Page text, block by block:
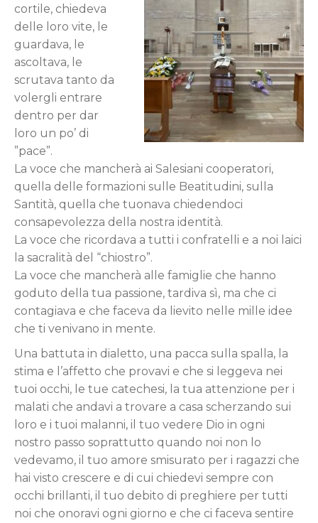
cortile, chiedeva
delle loro vite, le
guardava, le
ascoltava, le
scrutava tanto da
volergli entrare
dentro per dar
loro un po’ di
”pace”.
La voce che mancherà ai Salesiani cooperatori,
quella delle formazioni sulle Beatitudini, sulla
Santità, quella che tuonava chiedendoci
consapevolezza della nostra identità.
La voce che ricordava a tutti i confratelli e a noi laici
la sacralità del “chiostro”.
La voce che mancherà alle famiglie che hanno
goduto della tua passione, tardiva sì, ma che ci
contagiava e che faceva da lievito nelle mille idee
che ti venivano in mente.
Una battuta in dialetto, una pacca sulla spalla, la
stima e l’affetto che provavi e che si leggeva nei
tuoi occhi, le tue catechesi, la tua attenzione per i
malati che andavi a trovare a casa scherzando sui
loro e i tuoi malanni, il tuo vedere Dio in ogni
nostro passo soprattutto quando noi non lo
vedevamo, il tuo amore smisurato per i ragazzi che
hai visto crescere e di cui chiedevi sempre con
occhi brillanti, il tuo debito di preghiere per tutti
noi che onoravi ogni giorno e che ci faceva sentire